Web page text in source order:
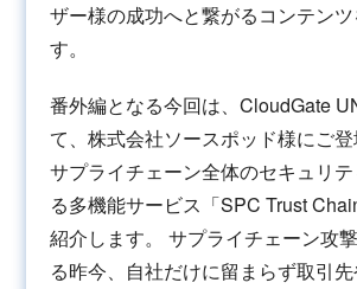
ザー様の成功へと繋がるコンテンツ
す。
番外編となる今回は、CloudGate
て、株式会社ソースポッド様にご登
サプライチェーン全体のセキュリテ
る多機能サービス「SPC Trust
紹介します。 サプライチェーン攻
る昨今、自社だけに留まらず取引